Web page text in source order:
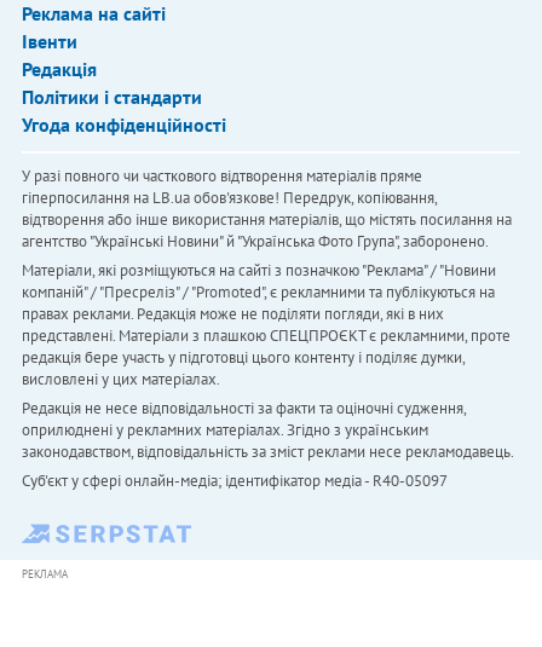
Реклама на сайті
Івенти
Редакція
Політики і стандарти
Угода конфіденційності
У разі повного чи часткового відтворення матеріалів пряме
гіперпосилання на LB.ua обов'язкове! Передрук, копіювання,
відтворення або інше використання матеріалів, що містять посилання на
агентство "Українськi Новини" й "Українська Фото Група", заборонено.
Матеріали, які розміщуються на сайті з позначкою "Реклама" / "Новини
компаній" / "Пресреліз" / "Promoted", є рекламними та публікуються на
правах реклами. Редакція може не поділяти погляди, які в них
представлені. Матеріали з плашкою СПЕЦПРОЄКТ є рекламними, проте
редакція бере участь у підготовці цього контенту і поділяє думки,
висловлені у цих матеріалах.
Редакція не несе відповідальності за факти та оціночні судження,
оприлюднені у рекламних матеріалах. Згідно з українським
законодавством, відповідальність за зміст реклами несе рекламодавець.
Cуб'єкт у сфері онлайн-медіа; ідентифікатор медіа - R40-05097
РЕКЛАМА